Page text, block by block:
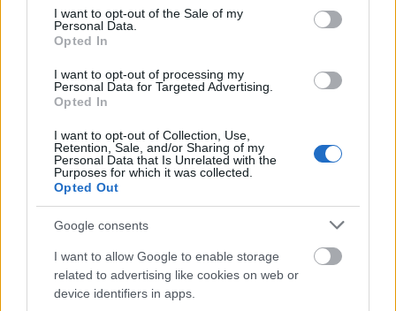
consent section.
I want to opt-out of the Sale of my
Personal Data.
Opted In
I want to opt-out of processing my
Personal Data for Targeted Advertising.
Opted In
I want to opt-out of Collection, Use,
Retention, Sale, and/or Sharing of my
Personal Data that Is Unrelated with the
Purposes for which it was collected.
Opted Out
Google consents
I want to allow Google to enable storage
related to advertising like cookies on web or
device identifiers in apps.
12 éve
@sírjatok: "olvasd csak el, nagyon tanulságos!"
Ezért köszöntem meg. A jobboldalnak jellemzően
ezek az érveik.
2llkedő
12 éve
@Gyurcsány egy mocskos közokirathamisító
: Olvasni is tudsz, vagy értelmezési
zavaraid vannak? Esetleg jólesik böfögni?
""""Az Országgyűlés elvi hozzájárulásának